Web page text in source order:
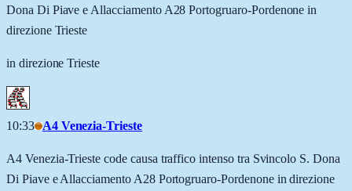
Dona Di Piave e Allacciamento A28 Portogruaro-Pordenone in
direzione Trieste
in direzione Trieste
10:33 A4 Venezia-Trieste
A4 Venezia-Trieste code causa traffico intenso tra Svincolo S. Dona
Di Piave e Allacciamento A28 Portogruaro-Pordenone in direzione